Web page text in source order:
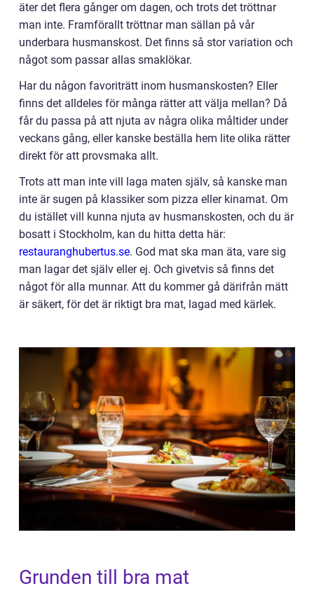
äter det flera gånger om dagen, och trots det tröttnar
man inte. Framförallt tröttnar man sällan på vår
underbara husmanskost. Det finns så stor variation och
något som passar allas smaklökar.
Har du någon favoriträtt inom husmanskosten? Eller
finns det alldeles för många rätter att välja mellan? Då
får du passa på att njuta av några olika måltider under
veckans gång, eller kanske beställa hem lite olika rätter
direkt för att provsmaka allt.
Trots att man inte vill laga maten själv, så kanske man
inte är sugen på klassiker som pizza eller kinamat. Om
du istället vill kunna njuta av husmanskosten, och du är
bosatt i Stockholm, kan du hitta detta här:
restauranghubertus.se. God mat ska man äta, vare sig
man lagar det själv eller ej. Och givetvis så finns det
något för alla munnar. Att du kommer gå därifrån mätt
är säkert, för det är riktigt bra mat, lagad med kärlek.
Grunden till bra mat